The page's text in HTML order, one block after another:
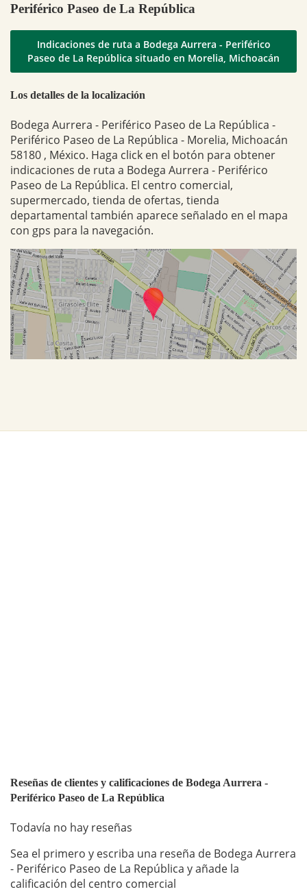
Periférico Paseo de La República
Indicaciones de ruta a Bodega Aurrera - Periférico
Paseo de La República situado en Morelia, Michoacán
Los detalles de la localización
Bodega Aurrera - Periférico Paseo de La República -
Periférico Paseo de La República - Morelia, Michoacán
58180 , México. Haga click en el botón para obtener
indicaciones de ruta a Bodega Aurrera - Periférico
Paseo de La República. El centro comercial,
supermercado, tienda de ofertas, tienda
departamental también aparece señalado en el mapa
con gps para la navegación.
Reseñas de clientes y calificaciones de Bodega Aurrera -
Periférico Paseo de La República
Todavía no hay reseñas
Sea el primero y escriba una reseña de Bodega Aurrera
- Periférico Paseo de La República y añade la
calificación del centro comercial